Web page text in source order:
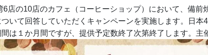
店の10店のカフェ（コーヒーショップ）において、備前
いて回答していただくキャンペーンを実施します。日本
は１か月間ですが、提供予定数終了次第終了します。主